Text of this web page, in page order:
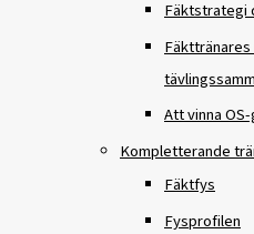
Fäktstrategi
Att vinna
Kompletterande
Fäktfys
Fysprofilen